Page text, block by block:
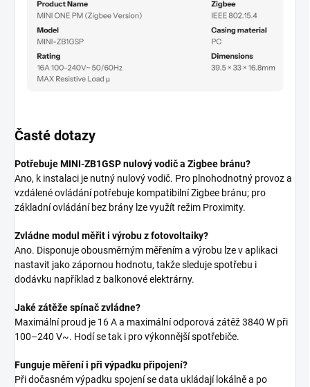
Časté dotazy
Potřebuje MINI-ZB1GSP nulový vodič a Zigbee bránu?
Ano, k instalaci je nutný nulový vodič. Pro plnohodnotný provoz a
vzdálené ovládání potřebuje kompatibilní Zigbee bránu; pro
základní ovládání bez brány lze využít režim Proximity.
Zvládne modul měřit i výrobu z fotovoltaiky?
Ano. Disponuje obousměrným měřením a výrobu lze v aplikaci
nastavit jako zápornou hodnotu, takže sleduje spotřebu i
dodávku například z balkonové elektrárny.
Jaké zátěže spínač zvládne?
Maximální proud je 16 A a maximální odporová zátěž 3840 W při
100–240 V~. Hodí se tak i pro výkonnější spotřebiče.
Funguje měření i při výpadku připojení?
Při dočasném výpadku spojení se data ukládají lokálně a po